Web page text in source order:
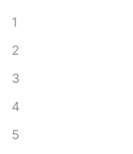
1
2
3
4
5